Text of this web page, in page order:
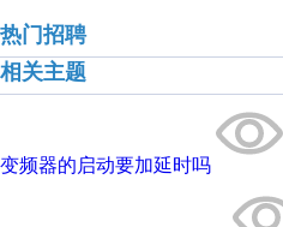
热门招聘
相关主题
变频器的启动要加延时吗